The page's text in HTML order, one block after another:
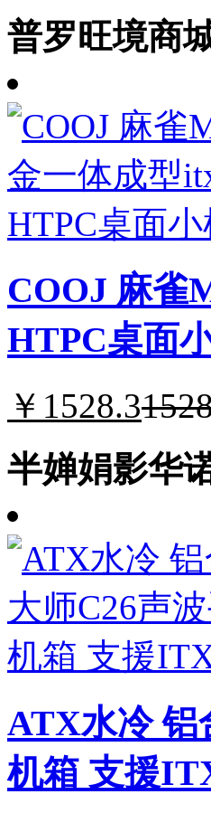
普罗旺境商
COOJ 麻雀
HTPC桌面
￥1528.3
半婵娟影华
ATX水冷 铝
机箱 支援